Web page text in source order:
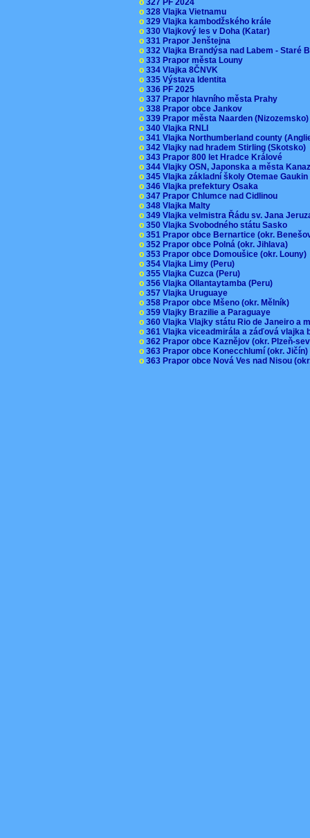
o 328 Vlajka Vietnamu
o 329 Vlajka kambodžského krále
o 330 Vlajkový les v Doha (Katar)
o 331 Prapor Jenštejna
o 332 Vlajka Brandýsa nad Labem - Staré
o 333 Prapor města Louny
o 334 Vlajka 8ČNVK
o 335 Výstava Identita
o 336 PF 2025
o 337 Prapor hlavního města Prahy
o 338 Prapor obce Jankov
o 339 Prapor města Naarden
o 340 Vlajka RNLI
o 341 Vlajka Northumberland county
o 342 Vlajky nad hradem Stirling (Skotsko)
o 343 Prapor 800 let Hradce Králové
o 344 Vlajky OSN, Japonska a města
o 345 Vlajka základní školy Otemae
o 346 Vlajka prefektury Osaka
o 347 Prapor Chlumce nad Cidlinou
o 348 Vlajka Malty
o 349 Vlajka velmistra Řádu sv. Jana
o 350 Vlajka Svobodného státu Sasko
o 351 Prapor obce Bernartice (okr.
o 352 Prapor obce Polná (okr. Jihlava)
o 353 Prapor obce Domoušice (okr. Louny)
o 354 Vlajka Limy (Peru)
o 355 Vlajka Cuzca (Peru)
o 356 Vlajka Ollantaytamba (Peru)
o 357 Vlajka Uruguaye
o 358 Prapor obce Mšeno (okr. Mělník)
o 359 Vlajky Brazilie a Paraguaye
o 360 Vlajka Vlajky státu Rio de Janeiro a
o 361 Vlajka viceadmirála a záďová
o 362 Prapor obce Kaznějov (okr. Plzeň-
o 363 Prapor obce Konecchlumí (okr.
o 363 Prapor obce Nová Ves nad Nisou